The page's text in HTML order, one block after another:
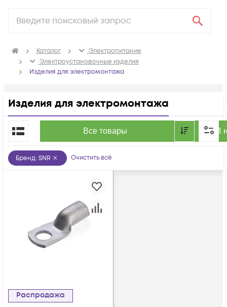
Каталог
Электропитание
Электроустановочные изделия
Изделия для электромонтажа
Изделия для электромонтажа
Все товары В
По популярности
Бренд: SNR Очистить всё
Распродажа